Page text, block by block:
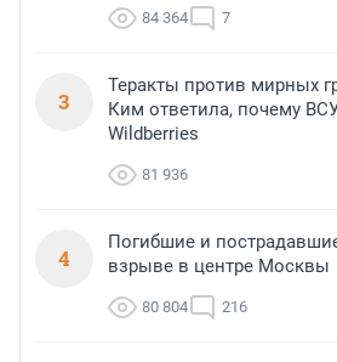
84 364 7
3
Теракты против мирных
Ким ответила, почему
Wildberries
81 936
4
Погибшие и
взрыве в центре Москвы
80 804 216